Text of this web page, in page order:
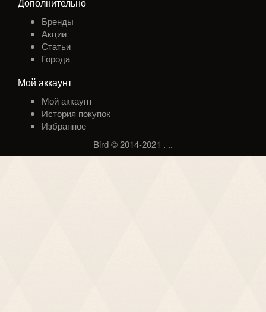
Бренды
Акции
Статьи
Города
Мой аккаунт
Мой аккаунт
История покупок
Избранное
Bird © 2014-2021 . ..